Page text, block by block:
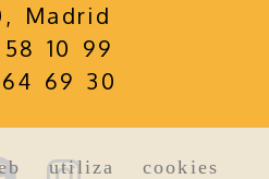
utiliza cookies
Madrid
58 10 99
69 30